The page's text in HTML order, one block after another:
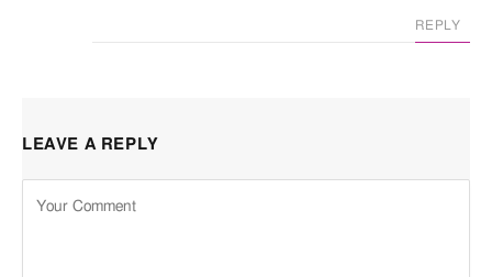
REPLY
LEAVE A REPLY